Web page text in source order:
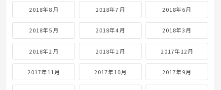
2018年8月 2018年7月 2018年6月
2018年5月 2018年4月 2018年3月
2018年2月 2018年1月 2017年12月
2017年11月 2017年10月 2017年9月